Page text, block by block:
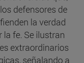
defensores de
la verdad
la fe. Se ilustran
extraordinarios
señalando a